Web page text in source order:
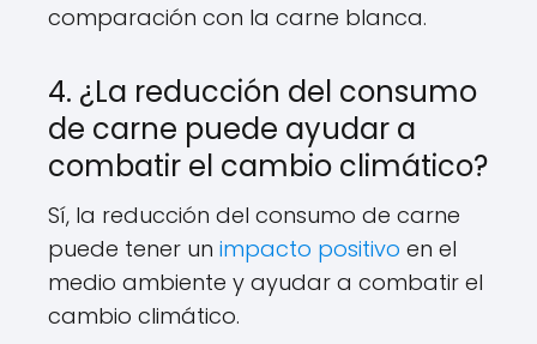
comparación con la carne blanca.
4. ¿La reducción del consumo
de carne puede ayudar a
combatir el cambio climático?
Sí, la reducción del consumo de carne
puede tener un impacto positivo en el
medio ambiente y ayudar a combatir el
cambio climático.